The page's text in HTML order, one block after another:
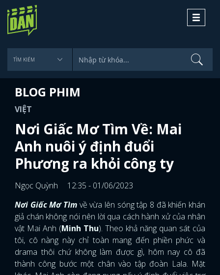
Toggle
BLOG PHIM
VIỆT
Nơi Giấc Mơ Tìm Về: Mai
Anh nuôi ý định đuổi
Phương ra khỏi công ty
Ngọc Quỳnh
12:35 - 01/06/2023
Nơi Giấc Mơ Tìm về vừa lên sóng tập 8 đã khiến khán
giả chán không nói nên lời qua cách hành xử của nhân
vật Mai Anh (Minh Thu). Theo khả năng quan sát của
tôi, cô nàng này chỉ toàn mang đến phiền phức và
drama thôi chứ không làm được gì, hôm nay cô đã
thành công bước một chân vào tập đoàn Lala. Mặt